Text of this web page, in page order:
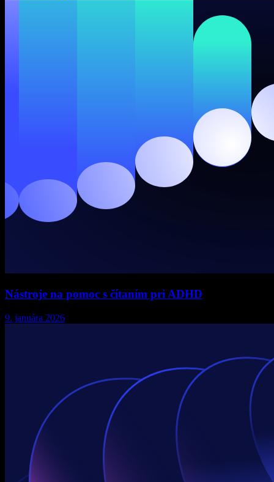
Nástroje na pomoc s čítaním pri ADHD
9. januára 2026